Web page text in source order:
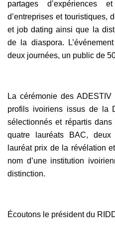
partages d’expériences
d’entreprises et touristiques,
et job dating ainsi que la
de la diaspora.
deux journées, un public de
La cérémonie des
profils ivoiriens issus de la
sélectionnés et répartis
quatre lauréats BAC, deux
lauréat prix de la révélation
nom d’une institution
distinction.
Écoutons le président du